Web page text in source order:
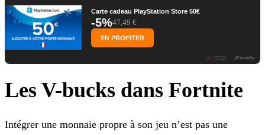
Carte cadeau PlayStation Store 50€
-5%47,49 €
EN PROFITER
Les V-bucks dans Fortnite
Intégrer une monnaie propre à son jeu n’est pas une